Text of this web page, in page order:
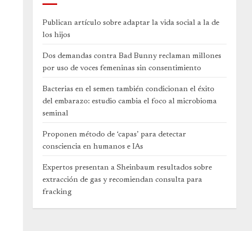
Publican artículo sobre adaptar la vida social a la de
los hijos
Dos demandas contra Bad Bunny reclaman millones
por uso de voces femeninas sin consentimiento
Bacterias en el semen también condicionan el éxito
del embarazo: estudio cambia el foco al microbioma
seminal
Proponen método de ‘capas’ para detectar
consciencia en humanos e IAs
Expertos presentan a Sheinbaum resultados sobre
extracción de gas y recomiendan consulta para
fracking